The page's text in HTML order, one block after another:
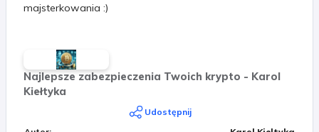
majsterkowania :)
Najlepsze zabezpieczenia Twoich krypto - Karol
Kiełtyka
Udostępnij